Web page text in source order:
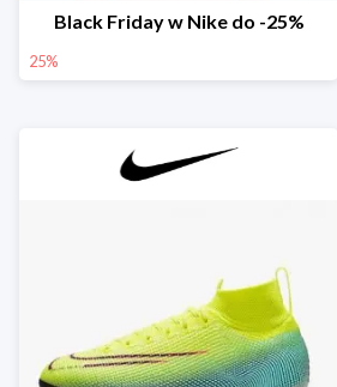
Black Friday w Nike do -25%
25%